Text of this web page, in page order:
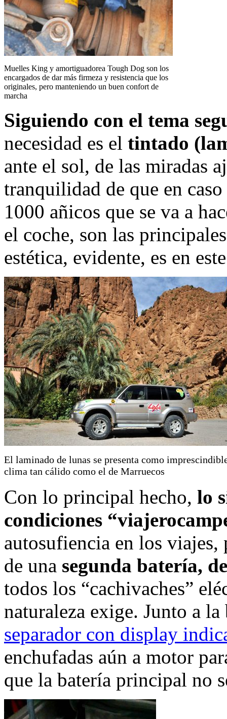
Muelles King y amortiguadorea Tough Dog son los
encargados de dar más firmeza y resistencia que los
originales, pero manteniendo un buen confort de
marcha
Siguiendo con el tema
necesidad es el tintado
ante el sol, de las miradas
tranquilidad de que en
1000 añicos que se va a
el coche, son las
estética, evidente, es en
El laminado de lunas se presenta como
clima tan cálido como el de Marruecos
Con lo principal hecho, lo
condiciones
autosufiencia en los viajes,
de una segunda batería,
todos los “cachivaches”
naturaleza exige. Junto a
separador con display
enchufadas aún a motor
que la batería principal no